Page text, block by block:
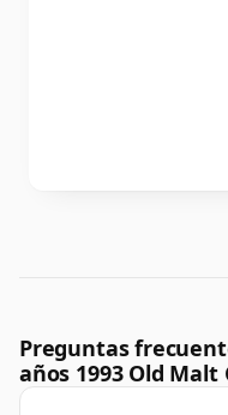
Preguntas
años 1993 Old Malt